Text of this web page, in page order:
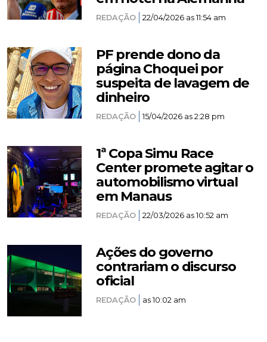
REDAÇÃO 22/04/2026 as 11:54 am
PF prende dono da
página Choquei por
suspeita de lavagem de
dinheiro
REDAÇÃO 15/04/2026 as 2:28 pm
1ª Copa Simu Race
Center promete agitar o
automobilismo virtual
em Manaus
REDAÇÃO 22/03/2026 as 10:52 am
Ações do governo
contrariam o discurso
oficial
REDAÇÃO as 10:02 am